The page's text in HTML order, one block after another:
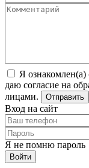
Я ознакомлен(а)
даю согласие на
лицами.
Отправить
Вход на сайт
Я не помню пароль
Войти